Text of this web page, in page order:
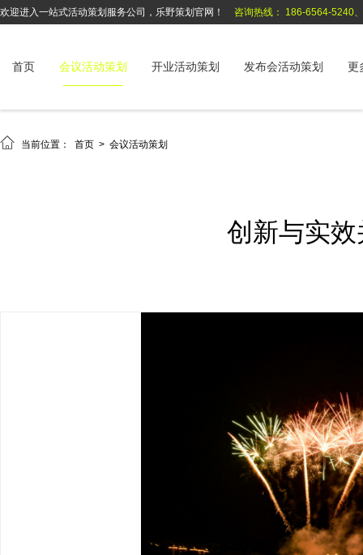
欢迎进入一站式活动策划服务公司，乐野策划官网！ 咨询热线： 186-6564-5240
首页 会议活动策划 开业活动策划 发布会活动策划 更
 当前位置： 首页 > 会议活动策划
创新与实